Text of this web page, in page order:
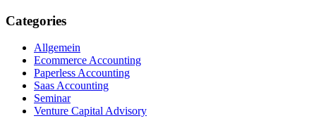
Categories
Allgemein
Ecommerce Accounting
Paperless Accounting
Saas Accounting
Seminar
Venture Capital Advisory